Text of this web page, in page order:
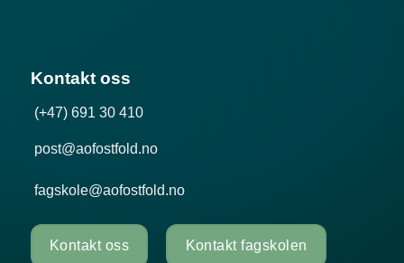
Kontakt oss
(+47) 691 30 410
post@aofostfold.no
fagskole@aofostfold.no
Kontakt oss Kontakt fagskolen